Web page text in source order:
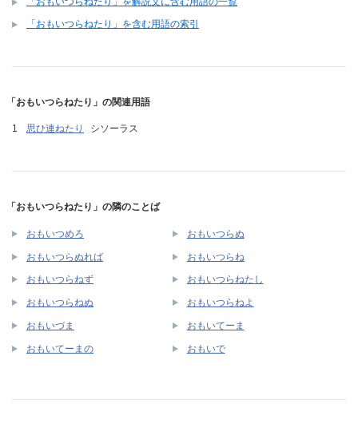
「おもいつらねたり」を含む用語の索引
「おもいつらねたり」の関連用語
思ひ連ねたり シソーラス
「おもいつらねたり」の隣のことば
おもいつめろ おもいつらぬ
おもいつらぬれば おもいつらね
おもいつらねず おもいつらねたし
おもいつらねぬ おもいつらねよ
おもいづま おもいてーま
おもいてーまの おもいで